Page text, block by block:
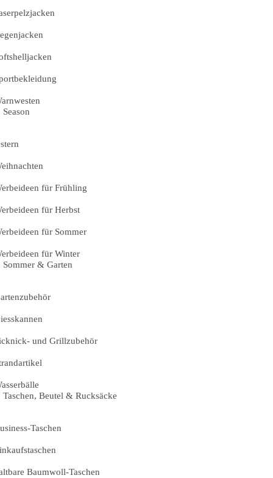
Season
für Frühling
für Herbst
für Sommer
für Winter
Sommer & Garten
und Grillzubehör
Taschen, Beutel & Rucksäcke
Taschen
Baumwoll-Taschen